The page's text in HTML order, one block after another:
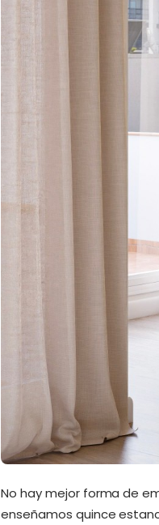
No hay mejor forma de
enseñamos quince